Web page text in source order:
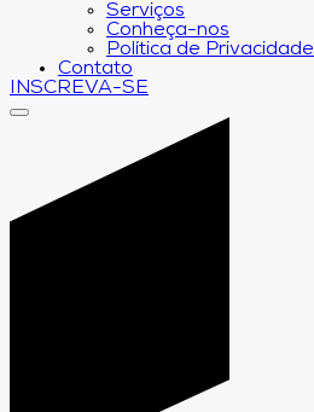
Serviços
Conheça-nos
Política de Privacidade
Contato
INSCREVA-SE